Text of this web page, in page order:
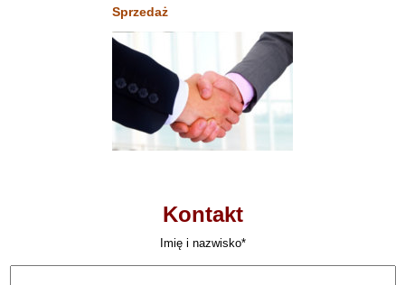
Sprzedaż
Kontakt
Imię i nazwisko*